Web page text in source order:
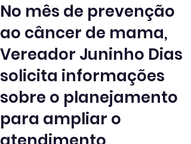
No mês de prevenção
ao câncer de mama,
Vereador Juninho Dias
solicita informações
sobre o planejamento
para ampliar o